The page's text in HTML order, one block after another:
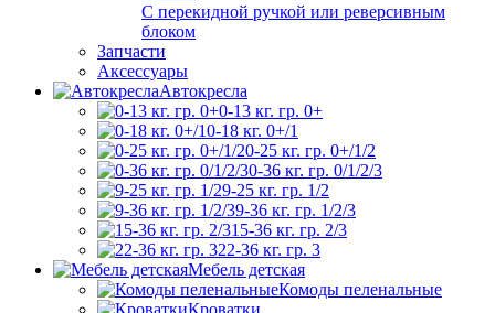
С перекидной ручкой или реверсивным
блоком
Запчасти
Аксессуары
Автокресла
0-13 кг. гр. 0+
0-18 кг. 0+/1
0-25 кг. гр. 0+/1/2
0-36 кг. гр. 0/1/2/3
9-25 кг. гр. 1/2
9-36 кг. гр. 1/2/3
15-36 кг. гр. 2/3
22-36 кг. гр. 3
Мебель детская
Комоды пеленальные
Кроватки